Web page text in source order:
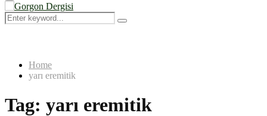
Primary
Menu
Search
for:
Search
Home
yarı eremitik
Tag: yarı eremitik